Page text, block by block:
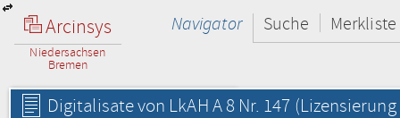
Arcinsys
Niedersachsen
Bremen
Navigator Suche Merkliste
Digitalisate von LkAH A 8 Nr. 147